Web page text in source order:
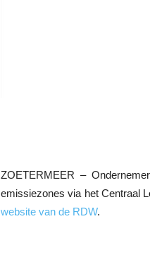
ZOETERMEER –
emissiezones via het Centraal
website van de RDW.